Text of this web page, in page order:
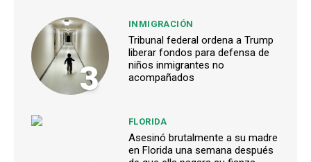
3
INMIGRACIÓN
Tribunal federal ordena a Trump
liberar fondos para defensa de
niños inmigrantes no
acompañados
FLORIDA
Asesinó brutalmente a su madre
en Florida una semana después